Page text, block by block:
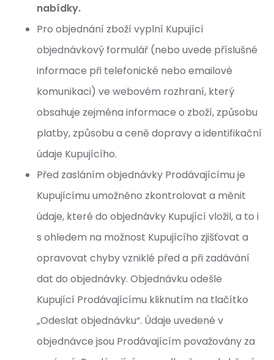
nabídky.
Pro objednání zboží vyplní Kupující
objednávkový formulář (nebo uvede příslušné
informace při telefonické nebo emailové
komunikaci) ve webovém rozhraní, který
obsahuje zejména informace o zboží, způsobu
platby, způsobu a ceně dopravy a identifikační
údaje Kupujícího.
Před zasláním objednávky Prodávajícímu je
Kupujícímu umožněno zkontrolovat a měnit
údaje, které do objednávky Kupující vložil, a to i
s ohledem na možnost Kupujícího zjišťovat a
opravovat chyby vzniklé před a při zadávání
dat do objednávky. Objednávku odešle
Kupující Prodávajícímu kliknutím na tlačítko
„Odeslat objednávku“. Údaje uvedené v
objednávce jsou Prodávajícím považovány za